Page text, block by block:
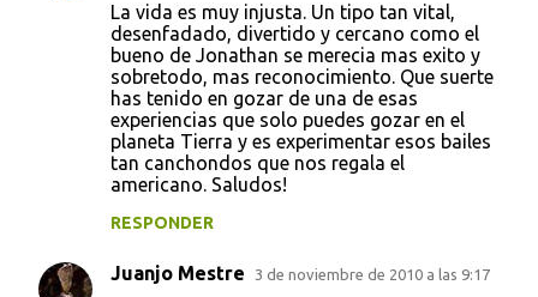
La vida es muy injusta. Un tipo tan vital,
desenfadado, divertido y cercano como el
bueno de Jonathan se merecia mas exito y
sobretodo, mas reconocimiento. Que suerte
has tenido en gozar de una de esas
experiencias que solo puedes gozar en el
planeta Tierra y es experimentar esos bailes
tan canchondos que nos regala el
americano. Saludos!
RESPONDER
Juanjo Mestre 3 de noviembre de 2010 a las 9:17